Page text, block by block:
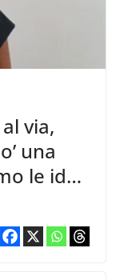
via,
una
le idee
fare”